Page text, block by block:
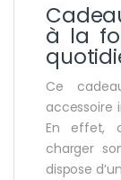
à la
Ce
accessoire
En effet,
charger
dispose